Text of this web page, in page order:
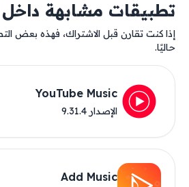
تطبيقات مشابهة داخل AM Store
إذا كنت تقارن قبل الاشتراك، فهذه بعض
حاليًا.
YouTube Music
الإصدار 9.31.4
Add Music